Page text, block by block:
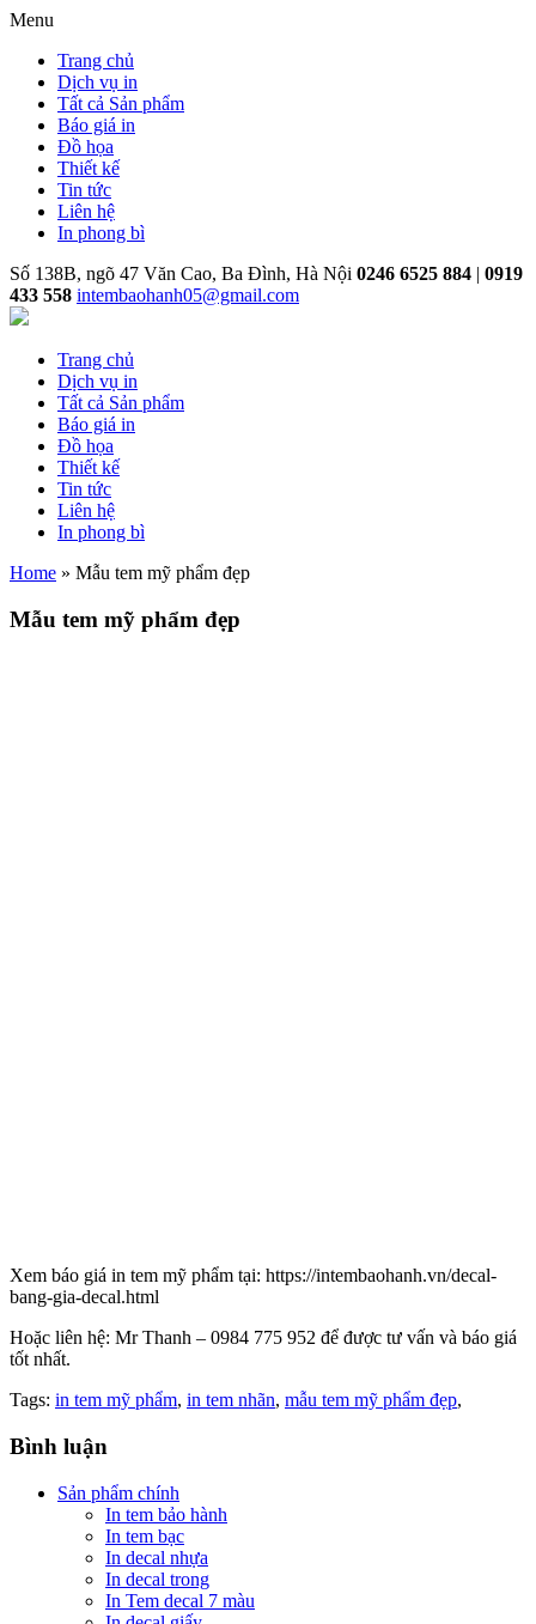
Menu
Trang chủ
Dịch vụ in
Tất cả Sản phẩm
Báo giá in
Đồ họa
Thiết kế
Tin tức
Liên hệ
In phong bì
Số 138B, ngõ 47 Văn Cao, Ba Đình, Hà Nội 0246 6525 884 | 0919
433 558 intembaohanh05@gmail.com
Trang chủ
Dịch vụ in
Tất cả Sản phẩm
Báo giá in
Đồ họa
Thiết kế
Tin tức
Liên hệ
In phong bì
Home » Mẫu tem mỹ phẩm đẹp
Mẫu tem mỹ phẩm đẹp
Xem báo giá in tem mỹ phẩm tại: https://intembaohanh.vn/decal-
bang-gia-decal.html
Hoặc liên hệ: Mr Thanh – 0984 775 952 để được tư vấn và báo giá
tốt nhất.
Tags: in tem mỹ phẩm, in tem nhãn, mẫu tem mỹ phẩm đẹp,
Bình luận
Sản phẩm chính
In tem bảo hành
In tem bạc
In decal nhựa
In decal trong
In Tem decal 7 màu